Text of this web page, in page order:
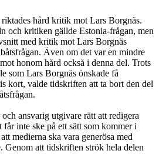
hård kritik mot Lars Borgnäs.
och kritiken gällde Estonia-frågan, men
med kritik mot Lars Borgnäs
Även om det var en mindre
honom hård också i denna del. Trots
som Lars Borgnäs önskade få
kort, valde tidskriften att ta bort den del
ansvarig utgivare rätt att redigera
får inte ske på ett sätt som kommer i
medierna ska vara generösa med
Genom att tidskriften strök hela delen